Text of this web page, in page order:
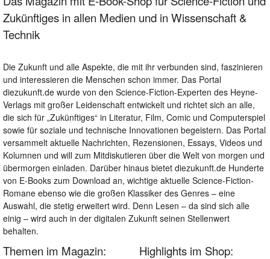
Zukünftiges in allen Medien und in Wissenschaft &
Technik
Die Zukunft und alle Aspekte, die mit ihr verbunden sind, faszinieren
und interessieren die Menschen schon immer. Das Portal
diezukunft.de wurde von den Science-Fiction-Experten des Heyne-
Verlags mit großer Leidenschaft entwickelt und richtet sich an alle,
die sich für „Zukünftiges“ in Literatur, Film, Comic und Computerspiel
sowie für soziale und technische Innovationen begeistern. Das Portal
versammelt aktuelle Nachrichten, Rezensionen, Essays, Videos und
Kolumnen und will zum Mitdiskutieren über die Welt von morgen und
übermorgen einladen. Darüber hinaus bietet diezukunft.de Hunderte
von E-Books zum Download an, wichtige aktuelle Science-Fiction-
Romane ebenso wie die großen Klassiker des Genres – eine
Auswahl, die stetig erweitert wird. Denn Lesen – da sind sich alle
einig – wird auch in der digitalen Zukunft seinen Stellenwert
behalten.
Themen im Magazin: Highlights im Shop: